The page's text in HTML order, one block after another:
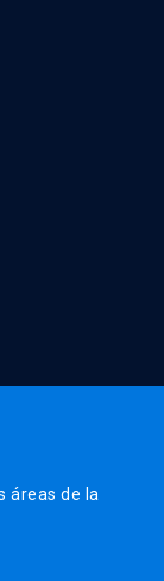
áreas de la